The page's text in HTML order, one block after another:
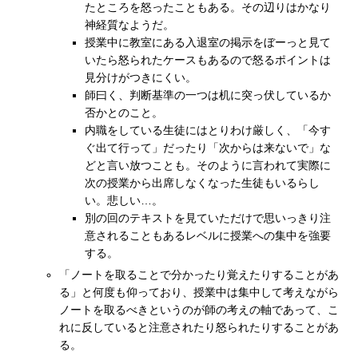
たところを怒ったこともある。その辺りはかなり
神経質なようだ。
授業中に教室にある入退室の掲示をぼーっと見て
いたら怒られたケースもあるので怒るポイントは
見分けがつきにくい。
師曰く、判断基準の一つは机に突っ伏しているか
否かとのこと。
内職をしている生徒にはとりわけ厳しく、「今す
ぐ出て行って」だったり「次からは来ないで」な
どと言い放つことも。そのように言われて実際に
次の授業から出席しなくなった生徒もいるらし
い。悲しい…。
別の回のテキストを見ていただけで思いっきり注
意されることもあるレベルに授業への集中を強要
する。
「ノートを取ることで分かったり覚えたりすることがあ
る」と何度も仰っており、授業中は集中して考えながら
ノートを取るべきというのが師の考えの軸であって、こ
れに反していると注意されたり怒られたりすることがあ
る。